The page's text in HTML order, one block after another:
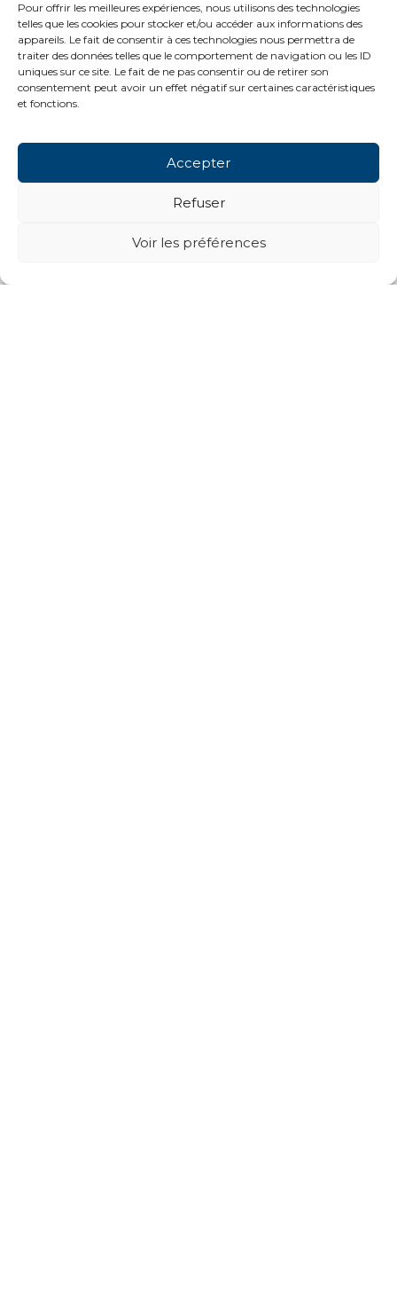
Pour offrir les meilleures expériences, nous utilisons des technologies
telles que les cookies pour stocker et/ou accéder aux informations des
appareils. Le fait de consentir à ces technologies nous permettra de
traiter des données telles que le comportement de navigation ou les ID
uniques sur ce site. Le fait de ne pas consentir ou de retirer son
consentement peut avoir un effet négatif sur certaines caractéristiques
et fonctions.
Accepter
Refuser
Voir les préférences
Next projects